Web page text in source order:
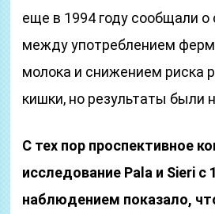
еще в 1994 году сообщали о
между употреблением
молока и снижением риска
кишки, но результаты были
С тех пор проспективное
исследование Pala и Sieri с
наблюдением показало,